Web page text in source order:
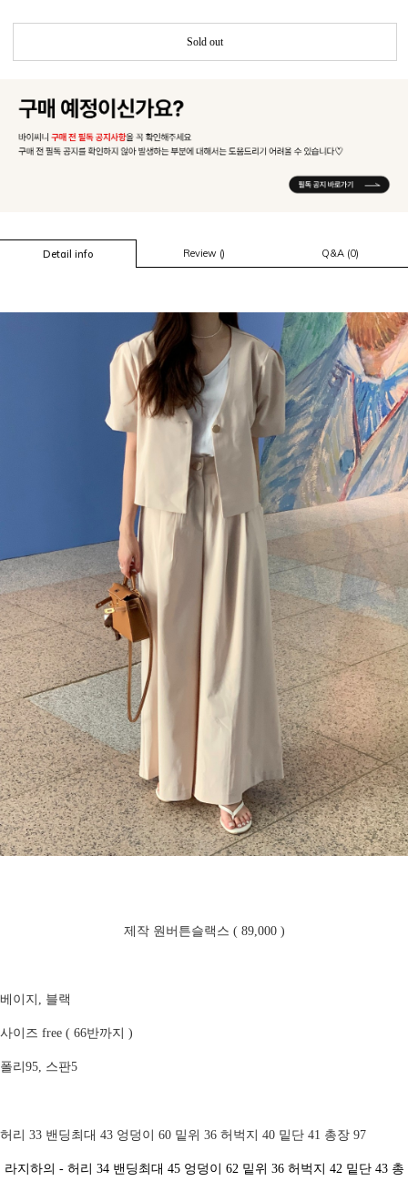
Sold out
Detail info Review () Q&A (0)
제작 원버튼슬랙스 ( 89,000 )
베이지, 블랙
사이즈 free ( 66반까지 )
폴리95, 스판5
허리 33 밴딩최대 43 엉덩이 60 밑위 36 허벅지 40 밑단 41 총장 97
라지하의 - 허리 34 밴딩최대 45 엉덩이 62 밑위 36 허벅지 42 밑단 43 총